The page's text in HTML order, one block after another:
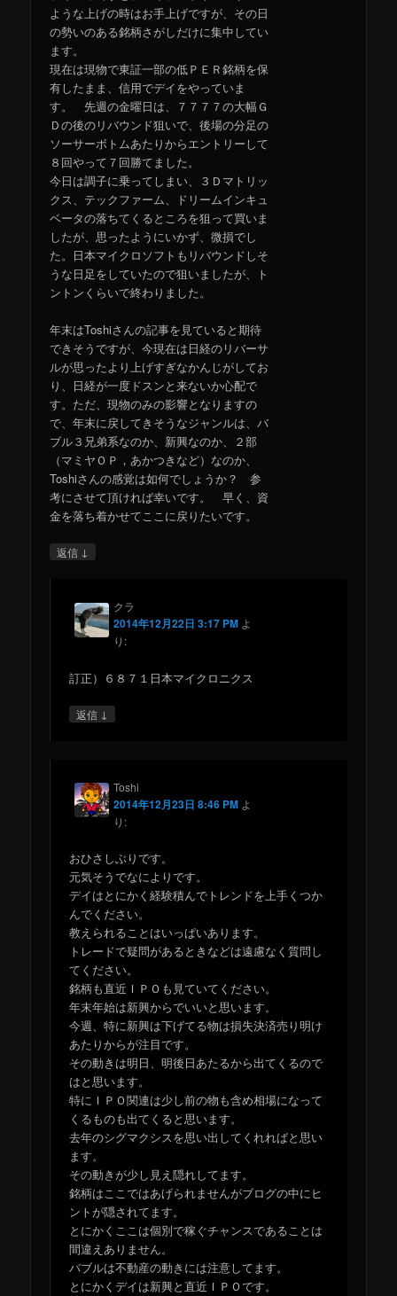
ような上げの時はお手上げですが、その日
の勢いのある銘柄さがしだけに集中してい
ます。
現在は現物で東証一部の低ＰＥＲ銘柄を保
有したまま、信用でデイをやっていま
す。 先週の金曜日は、７７７７の大幅Ｇ
Ｄの後のリバウンド狙いで、後場の分足の
ソーサーボトムあたりからエントリーして
８回やって７回勝てました。
今日は調子に乗ってしまい、３Ｄマトリッ
クス、テックファーム、ドリームインキュ
ベータの落ちてくるところを狙って買いま
したが、思ったようにいかず、微損でし
た。日本マイクロソフトもリバウンドしそ
うな日足をしていたので狙いましたが、ト
ントンくらいで終わりました。
年末はToshiさんの記事を見ていると期待
できそうですが、今現在は日経のリバーサ
ルが思ったより上げすぎなかんじがしてお
り、日経が一度ドスンと来ないか心配で
す。ただ、現物のみの影響となりますの
で、年末に戻してきそうなジャンルは、バ
ブル３兄弟系なのか、新興なのか、２部
（マミヤＯＰ，あかつきなど）なのか、
Toshiさんの感覚は如何でしょうか？ 参
考にさせて頂ければ幸いです。 早く、資
金を落ち着かせてここに戻りたいです。
返信 ↓
クラ
2014年12月22日 3:17 PM よ
り:
訂正）６８７１日本マイクロニクス
返信 ↓
Toshi
2014年12月23日 8:46 PM よ
り:
おひさしぶりです。
元気そうでなによりです。
デイはとにかく経験積んでトレンドを上手くつか
んでください。
教えられることはいっぱいあります。
トレードで疑問があるときなどは遠慮なく質問し
てください。
銘柄も直近ＩＰＯも見ていてください。
年末年始は新興からでいいと思います。
今週、特に新興は下げてる物は損失決済売り明け
あたりからが注目です。
その動きは明日、明後日あたるから出てくるので
はと思います。
特にＩＰＯ関連は少し前の物も含め相場になって
くるものも出てくると思います。
去年のシグマクシスを思い出してくれればと思い
ます。
その動きが少し見え隠れしてます。
銘柄はここではあげられませんがブログの中にヒ
ントが隠されてます。
とにかくここは個別で稼ぐチャンスであることは
間違えありません。
バブルは不動産の動きには注意してます。
とにかくデイは新興と直近ＩＰＯです。